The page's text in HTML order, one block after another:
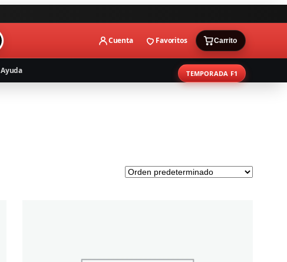
Cuenta Favoritos Carrito
Ayuda TEMPORADA F1